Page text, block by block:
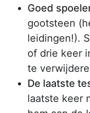
Goed
gootsteen
leidingen!).
of drie keer
te
De laatste
laatste keer